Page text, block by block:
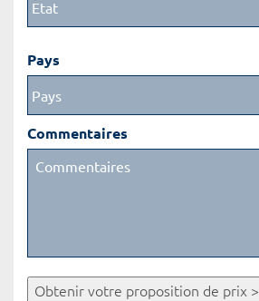
Pays
Commentaires
Obtenir votre proposition de prix >